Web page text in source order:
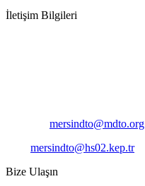
İletişim Bilgileri
mersindto@mdto.org
mersindto@hs02.kep.tr
Bize Ulaşın